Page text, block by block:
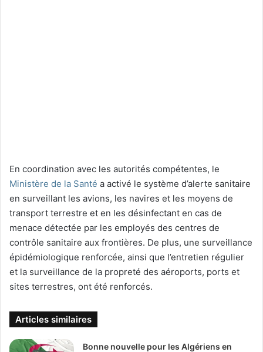
En coordination avec les autorités compétentes, le
Ministère de la Santé a activé le système d’alerte sanitaire
en surveillant les avions, les navires et les moyens de
transport terrestre et en les désinfectant en cas de
menace détectée par les employés des centres de
contrôle sanitaire aux frontières. De plus, une surveillance
épidémiologique renforcée, ainsi que l’entretien régulier
et la surveillance de la propreté des aéroports, ports et
sites terrestres, ont été renforcés.
Articles similaires
Bonne nouvelle pour les Algériens en